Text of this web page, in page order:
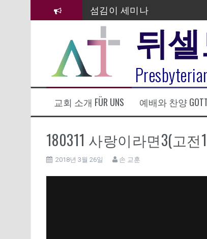
섬김이 세미나
김태희 자매 졸업연주
2023년 어린이 주일 유초등
라합3 나라 봉헌송
그리스도인의 생활영성 1기
은퇴사-우선화 권사
뒤
교회 소개 FÜR UNS 예배와 찬양
180311 사랑이라면3(고
2018년 3월 26일 손 교훈